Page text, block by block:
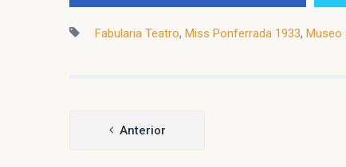
Fabularia Teatro, Miss Ponferrada 1933, Museo
Navegación
Anterior